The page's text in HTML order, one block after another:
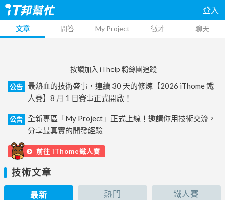
登入
文章 問答 My Project 徵才 聊天
按讚加入 iThelp 粉絲團追蹤
公告
最熱血的技術盛事，連續 30 天的修煉【2026 iThome 鐵
人賽】8 月 1 日賽事正式開啟！
公告
全新專區「My Project」正式上線！邀請你用技術交流，
分享最真實的開發經驗
前往 iThome鐵人賽
技術文章
最新 熱門 鐵人賽